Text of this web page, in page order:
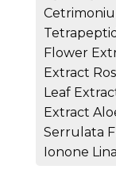
Flower
Extract
Leaf
Extract
Serrulata
Ionone